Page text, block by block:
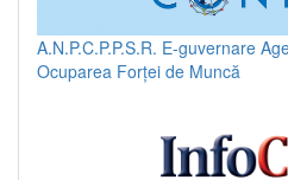
A.N.P.C.P.P.S.R. E-guvernare
Ocuparea Forței de Muncă